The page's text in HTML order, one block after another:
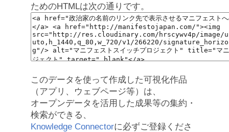
ためのHTMLは次の通りです。
このデータを使って作成した可視化作品
（アプリ、ウェブページ等）は、
オープンデータを活用した成果等の集約・
検索ができる、
Knowledge Connectorに必ずご登録くださ